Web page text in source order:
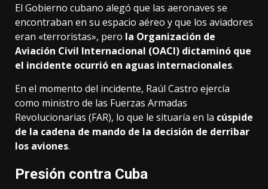
El Gobierno cubano alegó que las aeronaves se
encontraban en su espacio aéreo y que los aviadores
eran «terroristas», pero la Organización de
Aviación Civil Internacional (OACI) dictaminó que
el incidente ocurrió en aguas internacionales.
En el momento del incidente, Raúl Castro ejercía
como ministro de las Fuerzas Armadas
Revolucionarias (FAR), lo que le situaría en la cúspide
de la cadena de mando de la decisión de derribar
los aviones.
Presión contra Cuba